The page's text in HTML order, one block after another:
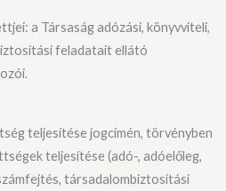
a Társaság adózási, könyvviteli,
feladatait ellátó
teljesítése jogcímén, törvényben
teljesítése (adó-, adóelőleg,
társadalombiztosítási